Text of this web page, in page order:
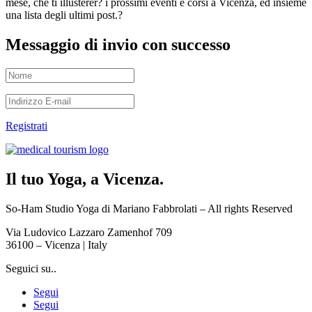
mese, che ti illusterer? i prossimi eventi e corsi a Vicenza, ed insieme
una lista degli ultimi post.?
Messaggio di invio con successo
Registrati
Il tuo Yoga, a Vicenza.
So-Ham Studio Yoga di Mariano Fabbrolati – All rights Reserved
Via Ludovico Lazzaro Zamenhof 709
36100 – Vicenza | Italy
Seguici su..
Segui
Segui